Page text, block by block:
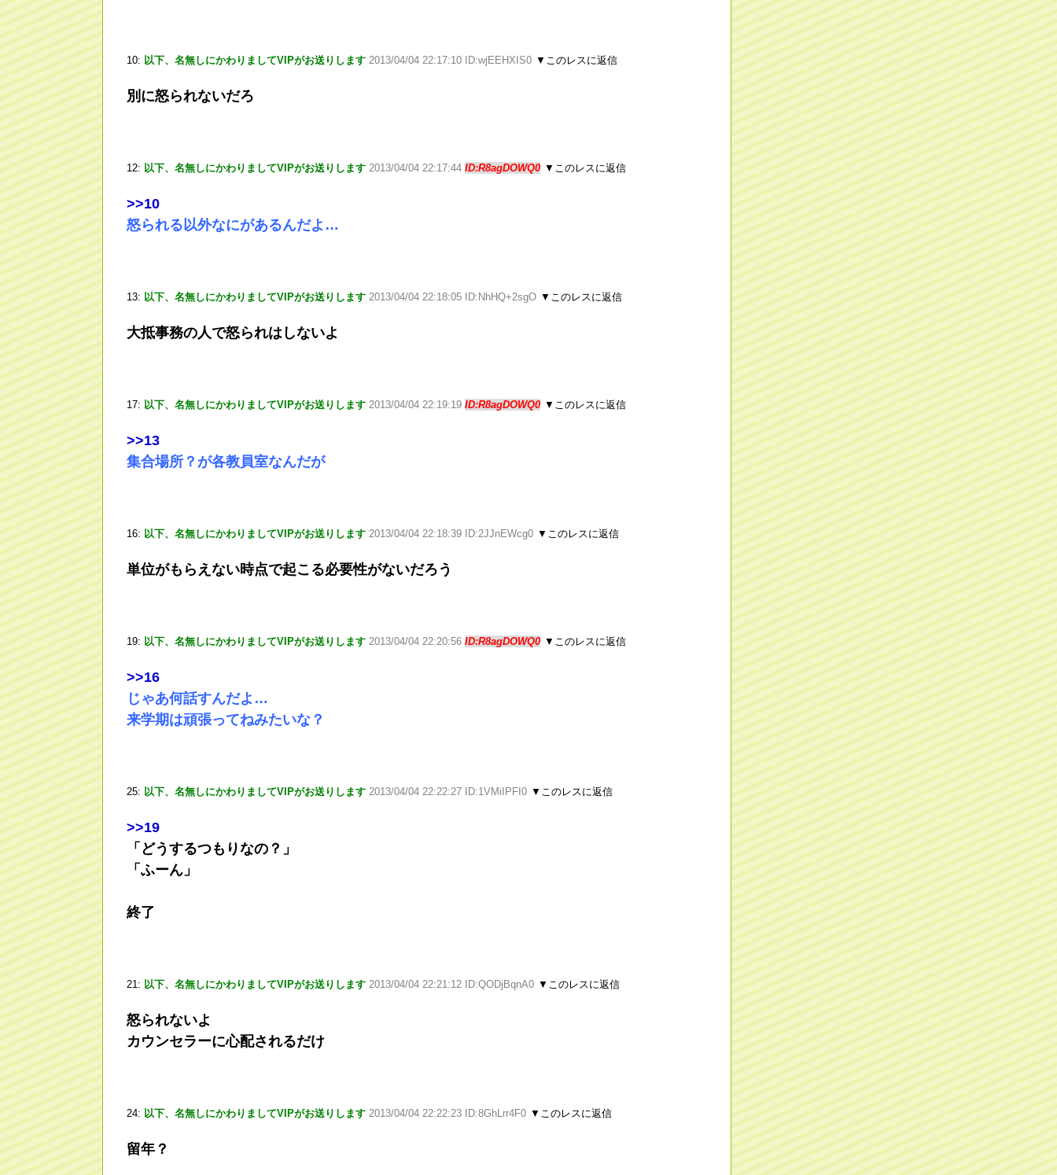
10: 以下、名無しにかわりましてVIPがお送りします 2013/04/04 22:17:10 ID:wjEEHXIS0 ▼このレスに返信
別に怒られないだろ
12: 以下、名無しにかわりましてVIPがお送りします 2013/04/04 22:17:44 ID:R8agDOWQ0 ▼このレスに返信
>>10
怒られる以外なにがあるんだよ…
13: 以下、名無しにかわりましてVIPがお送りします 2013/04/04 22:18:05 ID:NhHQ+2sgO ▼このレスに返信
大抵事務の人で怒られはしないよ
17: 以下、名無しにかわりましてVIPがお送りします 2013/04/04 22:19:19 ID:R8agDOWQ0 ▼このレスに返信
>>13
集合場所？が各教員室なんだが
16: 以下、名無しにかわりましてVIPがお送りします 2013/04/04 22:18:39 ID:2JJnEWcg0 ▼このレスに返信
単位がもらえない時点で起こる必要性がないだろう
19: 以下、名無しにかわりましてVIPがお送りします 2013/04/04 22:20:56 ID:R8agDOWQ0 ▼このレスに返信
>>16
じゃあ何話すんだよ…
来学期は頑張ってねみたいな？
25: 以下、名無しにかわりましてVIPがお送りします 2013/04/04 22:22:27 ID:1VMiIPFI0 ▼このレスに返信
>>19
「どうするつもりなの？」
「ふーん」
終了
21: 以下、名無しにかわりましてVIPがお送りします 2013/04/04 22:21:12 ID:QODjBqnA0 ▼このレスに返信
怒られないよ
カウンセラーに心配されるだけ
24: 以下、名無しにかわりましてVIPがお送りします 2013/04/04 22:22:23 ID:8GhLrr4F0 ▼このレスに返信
留年？